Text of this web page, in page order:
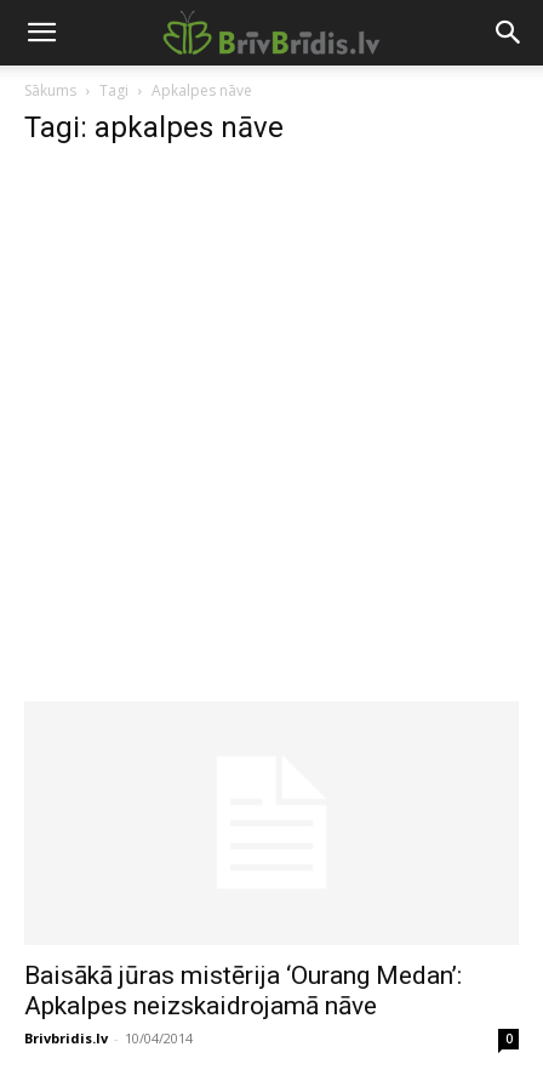
Sākums Tagi Apkalpes nāve
Tagi: apkalpes nāve
Baisākā jūras mistērija ‘Ourang Medan’:
Apkalpes neizskaidrojamā nāve
Brivbridis.lv - 10/04/2014 0